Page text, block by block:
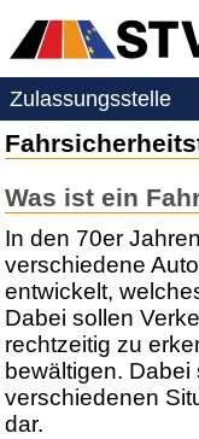
Zulassungsstelle
Was ist ein
In den 70er
verschiedene
entwickelt,
Dabei sollen
rechtzeitig zu
bewältigen.
verschiedenen
dar.